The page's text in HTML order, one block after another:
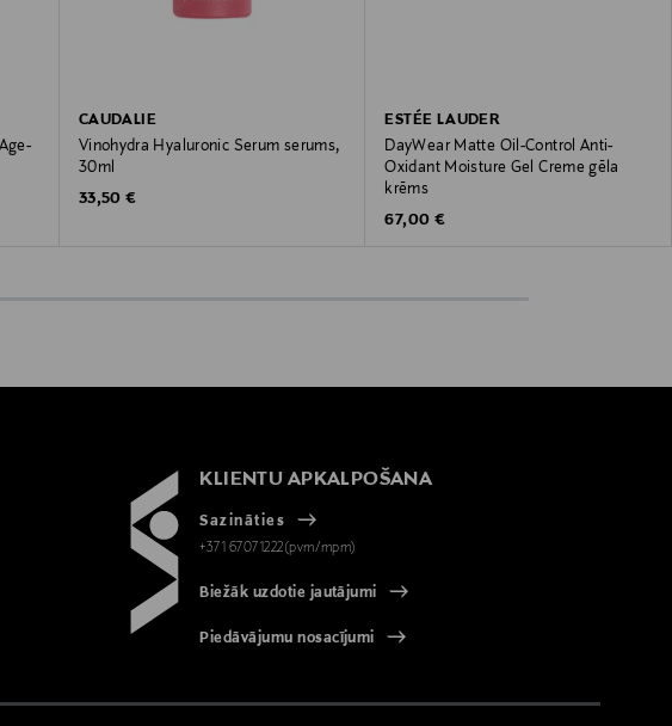
CAUDALIE
Vinohydra Hyaluronic Serum serums,
30ml
Original Price
33,50 €
ESTÉE LAUDER
DayWear Matte Oil-Control Anti-
Oxidant Moisture Gel Creme gēla
krēms
Original Price
67,00 €
KLIENTU APKALPOŠANA
Sazināties
+371 67071222(pvm/mpm)
Biežāk uzdotie jautājumi
Piedāvājumu nosacījumi